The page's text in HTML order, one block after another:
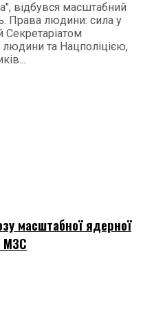
відбувся масштабний
Права людини: сила у
Секретаріатом
та Нацполіцією,
масштабної ядерної
МЗС